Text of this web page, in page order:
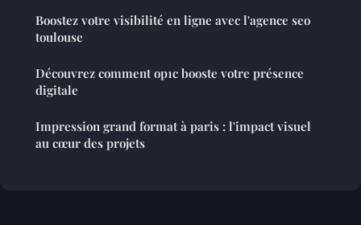
Boostez votre visibilité en ligne avec l'agence seo
toulouse
Découvrez comment op1c booste votre présence
digitale
Impression grand format à paris : l'impact visuel
au cœur des projets